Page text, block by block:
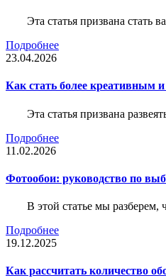
Эта статья призвана
Подробнее
23.04.2026
Как стать более креативным
Эта статья призвана
Подробнее
11.02.2026
Фотообои: руководство по
В этой статье мы
Подробнее
19.12.2025
Как рассчитать количество